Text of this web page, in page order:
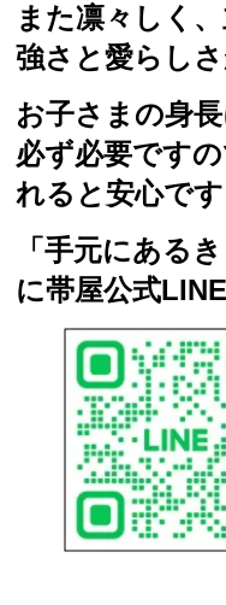
また凛々しく
強さと愛らしさ
お子さまの身
必ず必要です
れると安心です
「手元にある
に帯屋公式